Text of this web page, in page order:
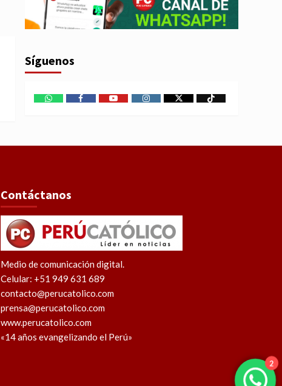
Síguenos
WhatsAppFacebookYoutubeInstagram
X TikTok
Contáctanos
Medio de comunicación digital.
Celular: +51 949 631 689
contacto@perucatolico.com
prensa@perucatolico.com
www.perucatolico.com
«14 años evangelizando el Perú»
2